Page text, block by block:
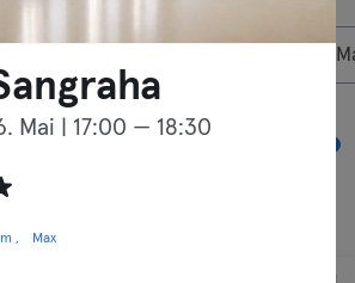
Freies Training
Mai | 17:00 — 18:30
Max